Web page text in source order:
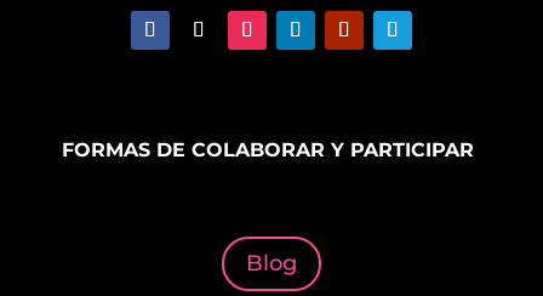
FORMAS DE COLABORAR Y PARTICIPAR
Blog